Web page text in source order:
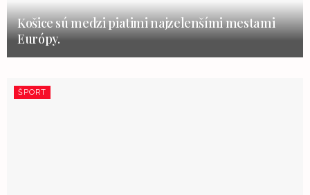
Košice sú medzi piatimi najzelenšími mestami
Európy.
ŠPORT